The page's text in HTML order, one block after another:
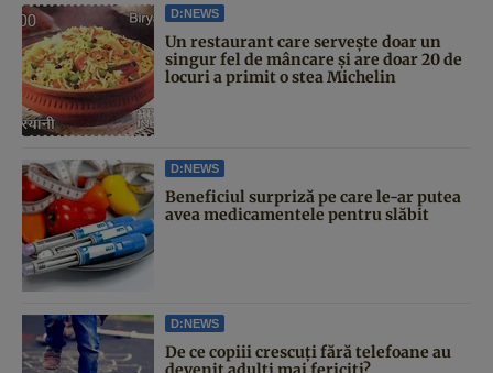
D:NEWS
Un restaurant care servește doar un
singur fel de mâncare și are doar 20 de
locuri a primit o stea Michelin
D:NEWS
Beneficiul surpriză pe care le-ar putea
avea medicamentele pentru slăbit
D:NEWS
De ce copiii crescuți fără telefoane au